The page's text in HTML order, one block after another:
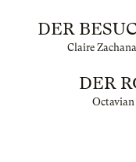
DER
Claire
DER
Octavian